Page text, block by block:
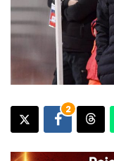
2